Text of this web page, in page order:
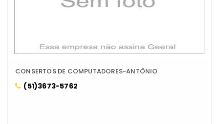
CONSERTOS DE COMPUTADORES-ANTÔNIO
(51)3673-5762